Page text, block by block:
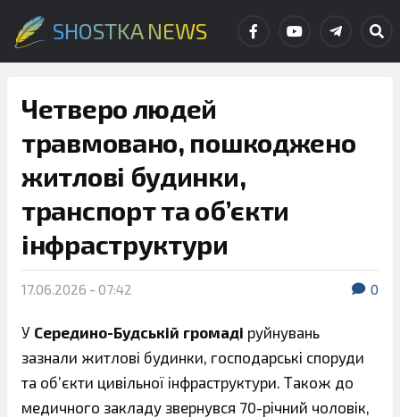
SHOSTKA NEWS
Четверо людей
травмовано, пошкоджено
житлові будинки,
транспорт та об’єкти
інфраструктури
17.06.2026 - 07:42 0
У Середино-Будській громаді руйнувань
зазнали житлові будинки, господарські споруди
та об’єкти цивільної інфраструктури. Також до
медичного закладу звернувся 70-річний чоловік,